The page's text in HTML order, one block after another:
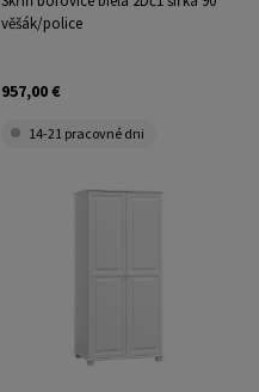
věšák/police
957,00 €
14-21 pracovné dni